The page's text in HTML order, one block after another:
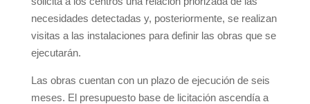
necesidades detectadas y, posteriormente, se realizan
visitas a las instalaciones para definir las obras que se
ejecutarán.
Las obras cuentan con un plazo de ejecución de seis
meses. El presupuesto base de licitación ascendía a